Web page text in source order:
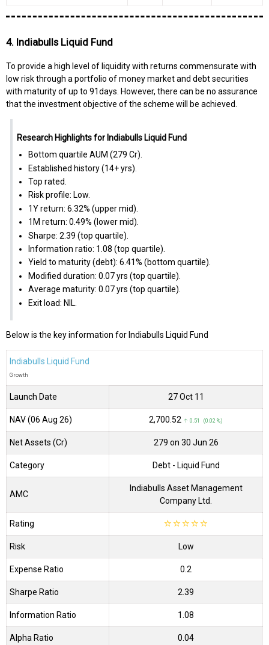
4. Indiabulls Liquid Fund
To provide a high level of liquidity with returns commensurate with
low risk through a portfolio of money market and debt securities
with maturity of up to 91days. However, there can be no assurance
that the investment objective of the scheme will be achieved.
Research Highlights for Indiabulls Liquid Fund
Bottom quartile AUM (₹279 Cr).
Established history (14+ yrs).
Top rated.
Risk profile: Low.
1Y return: 6.32% (upper mid).
1M return: 0.49% (lower mid).
Sharpe: 2.39 (top quartile).
Information ratio: 1.08 (top quartile).
Yield to maturity (debt): 6.41% (bottom quartile).
Modified duration: 0.07 yrs (top quartile).
Average maturity: 0.07 yrs (top quartile).
Exit load: NIL.
Below is the key information for Indiabulls Liquid Fund
Indiabulls Liquid Fund
Growth
Launch Date 27 Oct 11
NAV (06 Aug 26) ₹2,700.52 ↑ 0.51 (0.02 %)
Net Assets (Cr) ₹279 on 30 Jun 26
Category Debt - Liquid Fund
AMC
Indiabulls Asset Management
Company Ltd.
Rating ☆☆☆☆☆
Risk Low
Expense Ratio 0.2
Sharpe Ratio 2.39
Information Ratio 1.08
Alpha Ratio 0.04